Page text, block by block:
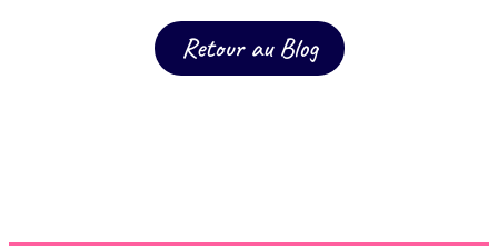
Retour au Blog